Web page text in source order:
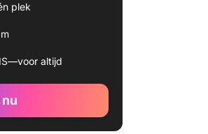
plek
altijd
nu